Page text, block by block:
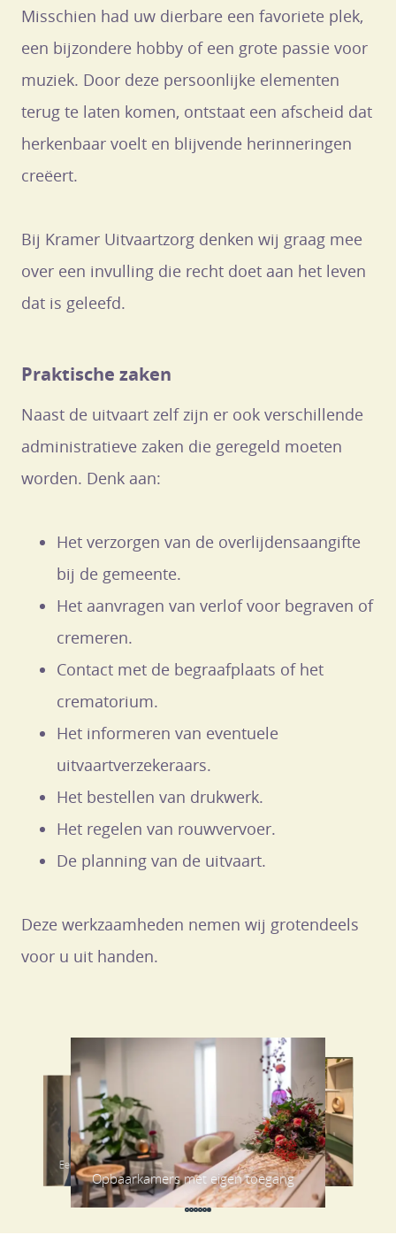
Misschien had uw dierbare een favoriete plek,
een bijzondere hobby of een grote passie voor
muziek. Door deze persoonlijke elementen
terug te laten komen, ontstaat een afscheid dat
herkenbaar voelt en blijvende herinneringen
creëert.
Bij Kramer Uitvaartzorg denken wij graag mee
over een invulling die recht doet aan het leven
dat is geleefd.
Praktische zaken
Naast de uitvaart zelf zijn er ook verschillende
administratieve zaken die geregeld moeten
worden. Denk aan:
Het verzorgen van de overlijdensaangifte
bij de gemeente.
Het aanvragen van verlof voor begraven of
cremeren.
Contact met de begraafplaats of het
crematorium.
Het informeren van eventuele
uitvaartverzekeraars.
Het bestellen van drukwerk.
Het regelen van rouwvervoer.
De planning van de uitvaart.
Deze werkzaamheden nemen wij grotendeels
voor u uit handen.
Een hecht team van begeleiders
Opbaarkamers met eigen toegang
In alle rust elkaar ontmoeten
Alles is mogelijk
Ruime entree uitvaartcentrum
Huiselijke woonkamer